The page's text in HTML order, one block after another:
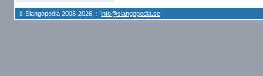
© Slangopedia 2008-2026 : info@slangopedia.se